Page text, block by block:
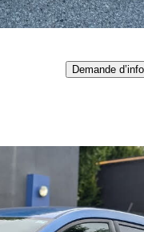
Demande d’info